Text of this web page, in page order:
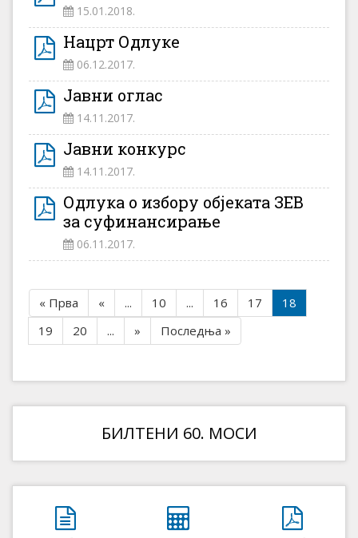
15.01.2018.
Нацрт Одлуке
06.12.2017.
Јавни оглас
14.11.2017.
Јавни конкурс
14.11.2017.
Одлука о избору објеката ЗЕВ
за суфинансирање
06.11.2017.
« Прва « ... 10 ... 16 17
18
19
20 ... » Последња »
БИЛТЕНИ 60. МОСИ